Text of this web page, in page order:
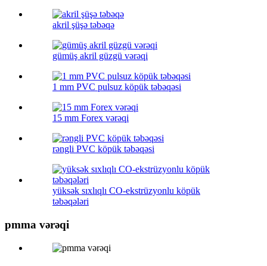
akril şüşə təbəqə
gümüş akril güzgü vərəqi
1 mm PVC pulsuz köpük təbəqəsi
15 mm Forex vərəqi
rəngli PVC köpük təbəqəsi
yüksək sıxlıqlı CO-ekstrüzyonlu köpük
təbəqələri
pmma vərəqi